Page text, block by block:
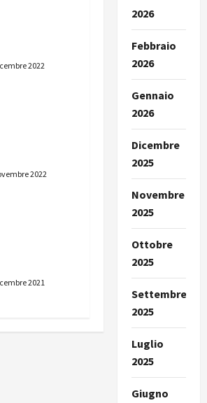
2022
2022
2021
2026
Febbraio
2026
Gennaio
2026
Dicembre
2025
Novembre
2025
Ottobre
2025
Settembre
2025
Luglio
2025
Giugno